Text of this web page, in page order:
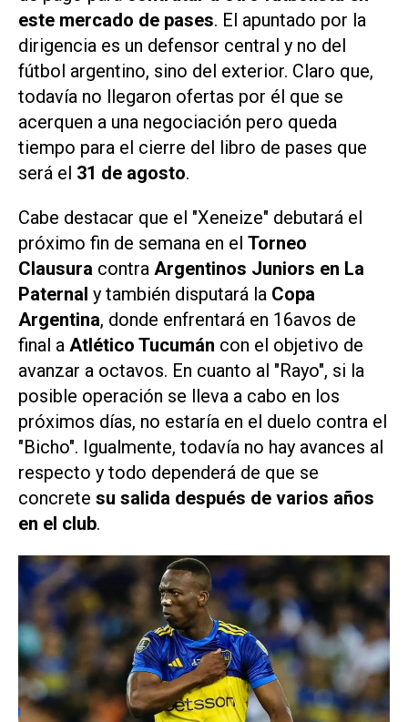
este mercado de pases. El apuntado por la
dirigencia es un defensor central y no del
fútbol argentino, sino del exterior. Claro que,
todavía no llegaron ofertas por él que se
acerquen a una negociación pero queda
tiempo para el cierre del libro de pases que
será el 31 de agosto.
Cabe destacar que el "Xeneize" debutará el
próximo fin de semana en el Torneo
Clausura contra Argentinos Juniors en La
Paternal y también disputará la Copa
Argentina, donde enfrentará en 16avos de
final a Atlético Tucumán con el objetivo de
avanzar a octavos. En cuanto al "Rayo", si la
posible operación se lleva a cabo en los
próximos días, no estaría en el duelo contra el
"Bicho". Igualmente, todavía no hay avances al
respecto y todo dependerá de que se
concrete su salida después de varios años
en el club.